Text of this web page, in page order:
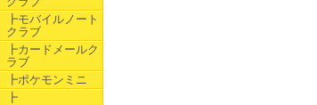
┣モバイルノート
クラブ
┣カードメールク
ラブ
┣ポケモンミニ
┣